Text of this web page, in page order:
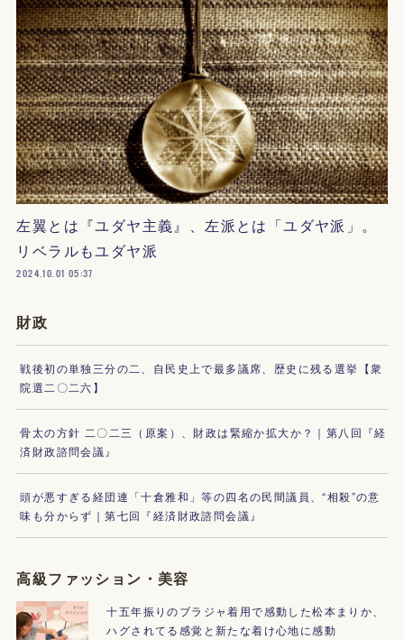
左翼とは『ユダヤ主義』、左派とは「ユダヤ派」。
リベラルもユダヤ派
2024.10.01 05:37
財政
戦後初の単独三分の二、自民史上で最多議席、歴史に残る選挙【衆
院選二〇二六】
骨太の方針 二〇二三（原案）、財政は緊縮か拡大か？｜第八回『経
済財政諮問会議』
頭が悪すぎる経団連「十倉雅和」等の四名の民間議員、“相殺”の意
味も分からず｜第七回『経済財政諮問会議』
高級ファッション・美容
十五年振りのブラジャ着用で感動した松本まりか、
ハグされてる感覚と新たな着け心地に感動